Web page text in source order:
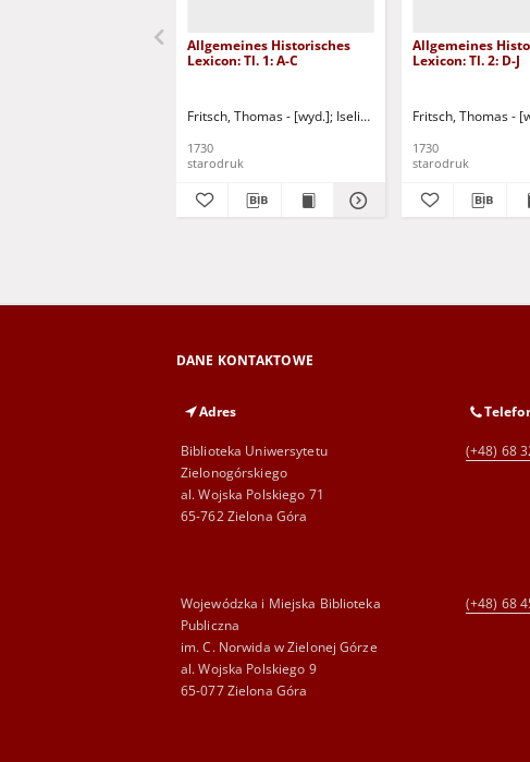
Allgemeines Historisches
Lexicon: Tl. 1: A-C
Fritsch, Thomas - [wyd.] Iselin, Jakob Christoph
1730
starodruk
Allgemeines
Lexicon: Tl. 2: D-J
Fritsch, Thomas -
1730
starodruk
DANE KONTAKTOWE
Adres
Biblioteka Uniwersytetu
Zielonogórskiego
al. Wojska Polskiego 71
65-762 Zielona Góra
(+48) 68
Wojewódzka i Miejska Biblioteka
Publiczna
im. C. Norwida w Zielonej Górze
al. Wojska Polskiego 9
65-077 Zielona Góra
(+48) 68